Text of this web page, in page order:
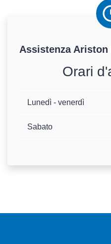
Assistenza Ariston
Orari
Lunedì - venerdì
Sabato